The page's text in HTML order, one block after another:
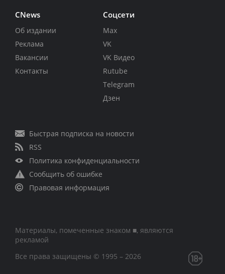
CNews
Об издании
Реклама
Вакансии
Контакты
Соцсети
Max
VK
VK Видео
Rutube
Telegram
Дзен
Быстрая подписка на новости
RSS
Политика конфиденциальности
Сообщить об ошибке
Правовая информация
Материалы, помеченные знаком ■, являются
рекламой
Все права защищены © 1995 – 2026